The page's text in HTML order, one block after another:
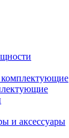
и аксессуары